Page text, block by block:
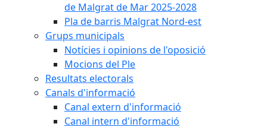
de Malgrat de Mar 2025-2028
Pla de barris Malgrat Nord-est
Grups municipals
Notícies i opinions de l'oposició
Mocions del Ple
Resultats electorals
Canals d'informació
Canal extern d'informació
Canal intern d'informació